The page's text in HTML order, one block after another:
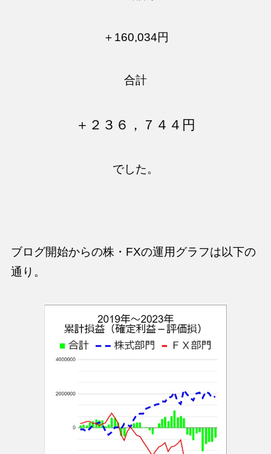
＋160,034円
合計
＋２３６，７４４円
でした。
ブログ開始からの株・FXの運用グラフは以下の
通り。